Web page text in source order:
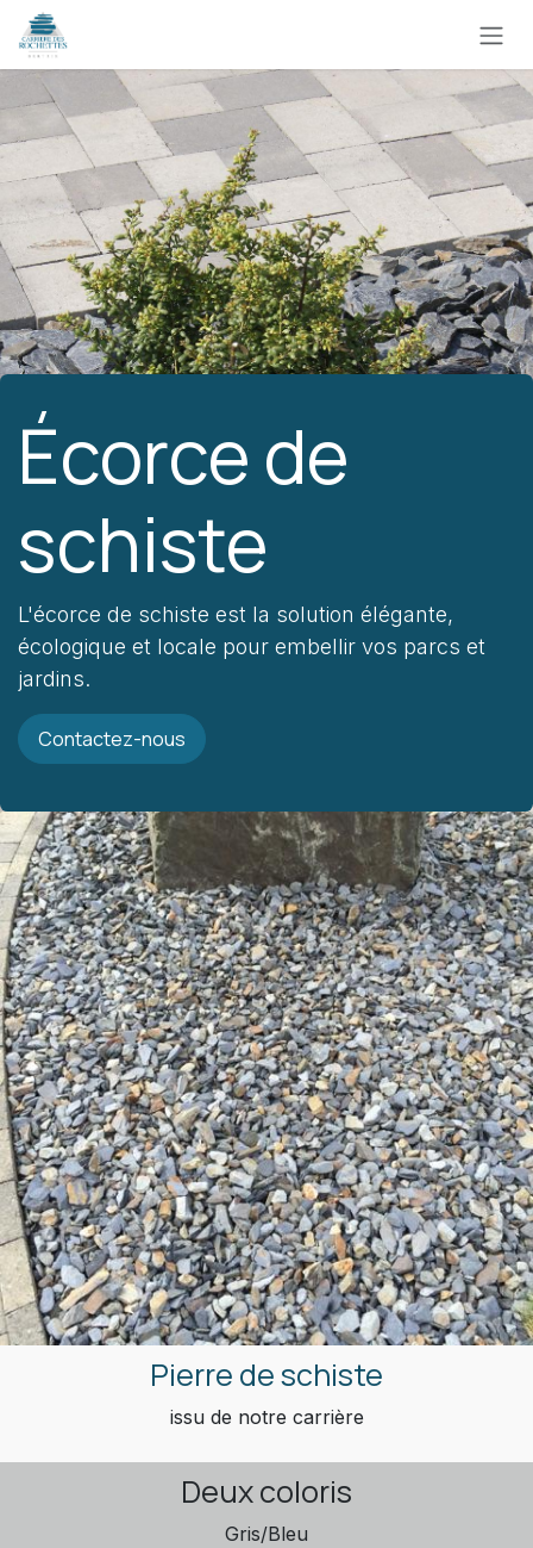
Se rendre au contenu
Écorce de
schiste
L'écorce de schiste est la solution élégante,
écologique et locale pour embellir vos parcs et
jardins.
Contactez-nous
Pierre de schiste
issu de notre carrière
Deux coloris
Gris/Bleu